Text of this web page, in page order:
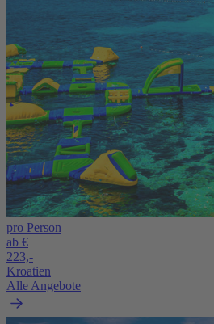
pro Person
ab €
223,-
Kroatien
Alle Angebote